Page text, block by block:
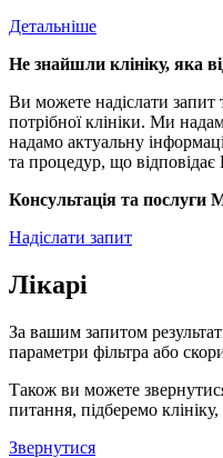
Детальніше
Не знайшли клініку, яка
Ви можете надіслати
потрібної клініки. Ми
надамо актуальну
та процедур, що
Консультація та послуги
Надіслати запит
Лікарі
За вашим запитом
параметри фільтра або
Також ви можете
питання, підберемо
Звернутися